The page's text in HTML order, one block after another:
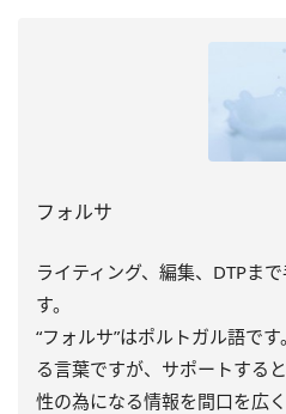
フォルサ
ライティング、編集、DTPま
す。
“フォルサ”はポルトガル語で
る言葉ですが、サポートする
性の為になる情報を間口を広く